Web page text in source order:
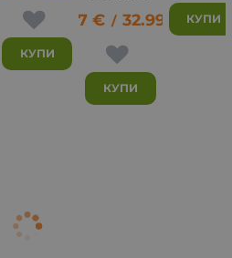
КУПИ
16.87 € / 32.99 лв.
КУПИ
КУПИ